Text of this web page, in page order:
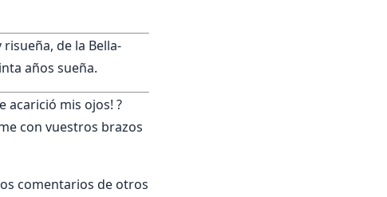
de la Bella-
años sueña.
acarició mis ojos! ?
con vuestros brazos
comentarios de otros